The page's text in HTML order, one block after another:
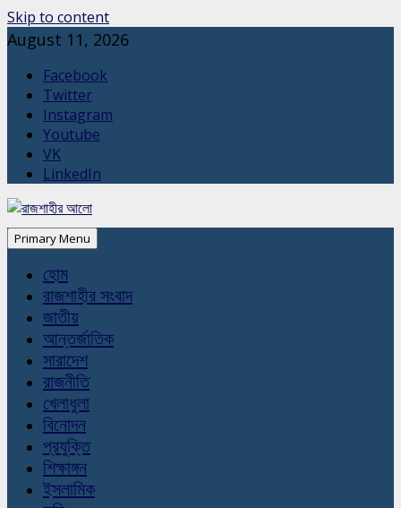
Skip to content
August 11, 2026
Facebook
Twitter
Instagram
Youtube
VK
LinkedIn
Primary Menu
হোম
রাজশাহীর সংবাদ
জাতীয়
আন্তর্জাতিক
সারাদেশ
রাজনীতি
খেলাধুলা
বিনোদন
প্রযুক্তি
শিক্ষাঙ্গন
ইসলামিক